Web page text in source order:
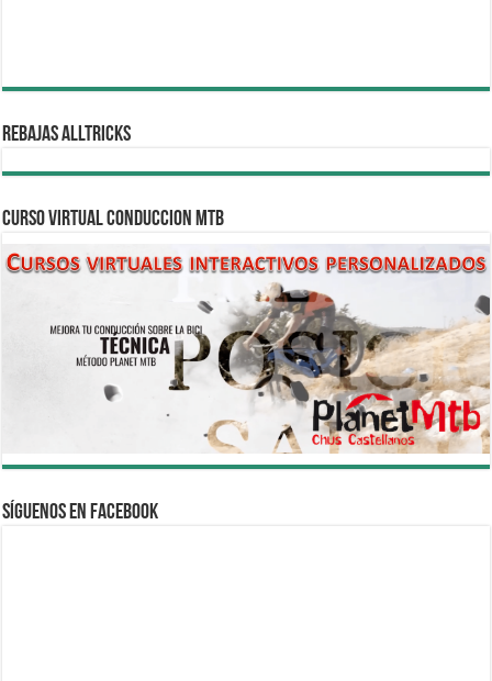
REBAJAS ALLTRICKS
CURSO VIRTUAL CONDUCCION MTB
Síguenos en Facebook